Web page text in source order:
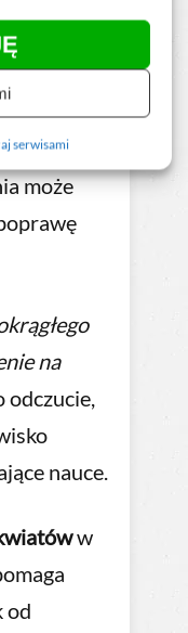
serwisami
dziecko
co
do
może
na
odczucie,
nauce.
w
od